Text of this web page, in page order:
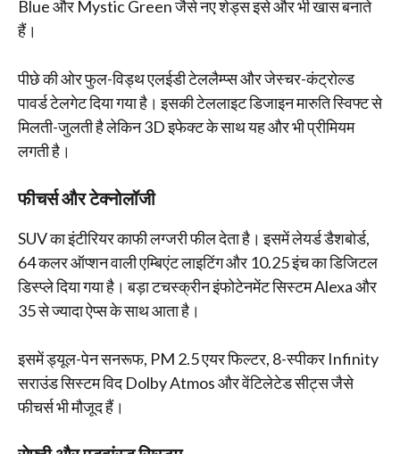
Blue और Mystic Green जैसे नए शेड्स इसे और भी खास बनाते
हैं।
पीछे की ओर फुल-विड्थ एलईडी टेललैम्प्स और जेस्चर-कंट्रोल्ड
पावर्ड टेलगेट दिया गया है। इसकी टेललाइट डिजाइन मारुति स्विफ्ट से
मिलती-जुलती है लेकिन 3D इफेक्ट के साथ यह और भी प्रीमियम
लगती है।
फीचर्स और टेक्नोलॉजी
SUV का इंटीरियर काफी लग्जरी फील देता है। इसमें लेयर्ड डैशबोर्ड,
64 कलर ऑप्शन वाली एम्बिएंट लाइटिंग और 10.25 इंच का डिजिटल
डिस्प्ले दिया गया है। बड़ा टचस्क्रीन इंफोटेनमेंट सिस्टम Alexa और
35 से ज्यादा ऐप्स के साथ आता है।
इसमें ड्यूल-पेन सनरूफ, PM 2.5 एयर फिल्टर, 8-स्पीकर Infinity
सराउंड सिस्टम विद Dolby Atmos और वेंटिलेटेड सीट्स जैसे
फीचर्स भी मौजूद हैं।